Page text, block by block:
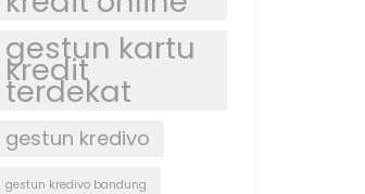
gestun kartu
kredit
terdekat
gestun kredivo
gestun kredivo bandung